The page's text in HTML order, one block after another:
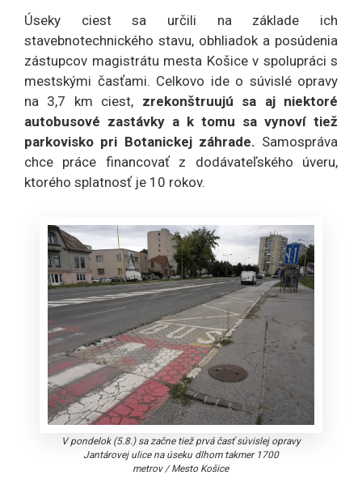
Úseky ciest sa určili na základe ich
stavebnotechnického stavu, obhliadok a posúdenia
zástupcov magistrátu mesta Košice v spolupráci s
mestskými časťami. Celkovo ide o súvislé opravy
na 3,7 km ciest, zrekonštruujú sa aj niektoré
autobusové zastávky a k tomu sa vynoví tiež
parkovisko pri Botanickej záhrade. Samospráva
chce práce financovať z dodávateľského úveru,
ktorého splatnosť je 10 rokov.
V pondelok (5.8.) sa začne tiež prvá časť súvislej opravy
Jantárovej ulice na úseku dlhom takmer 1700
metrov/Mesto Košice